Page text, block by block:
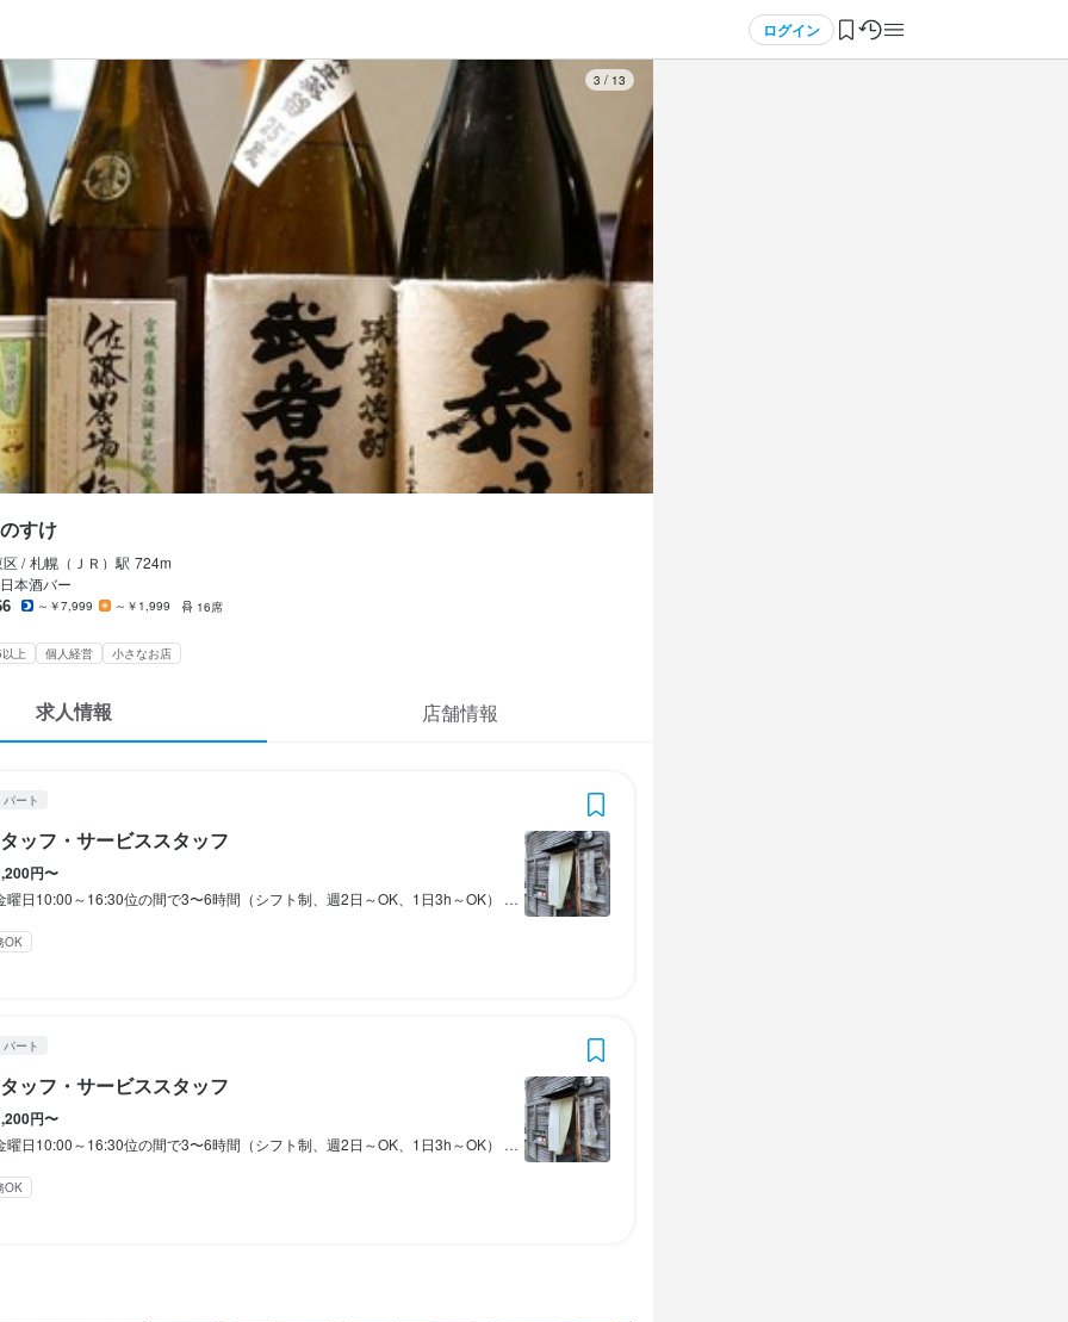
ログイン
4 / 13
すけ
/ 札幌（ＪＲ） 駅 724m
本酒バー
～￥7,999 ～￥1,999 16席
上 個人経営 小さなお店
求人情報 店舗情報
ート
ッフ・サービススタッフ
円〜
～16:30位の間で3〜6時間（シフト制、週2日～OK、1日3h～OK） ②土曜日17:00〜23:00位の間で5〜6時間 ①と②合わせて勤務出来る方大歓迎です。
OK
ート
ッフ・サービススタッフ
円〜
～16:30位の間で3〜6時間（シフト制、週2日～OK、1日3h～OK） ②土曜日17:00〜23:00位の間で5〜6時間 ①と②合わせて勤務出来る方大歓迎です。
OK
ト 蕎麦切り 春のすけ
タッフ・サービススタッフ
タッフ・サービススタッフ
円〜
渡しOK
～16:30位の間で3〜6時間（シフト制、週2日～OK、1日3h～OK）
暇
ト 蕎麦切り 春のすけ
タッフ・サービススタッフ
タッフ・サービススタッフ
円〜
渡しOK
～16:30位の間で3〜6時間（シフト制、週2日～OK、1日3h～OK）
暇